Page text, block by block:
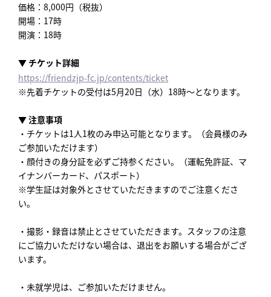
価格：8,000円（税抜）
開場：17時
開演：18時
▼ チケット詳細
https://friendzjp-fc.jp/contents/ticket
※先着チケットの受付は5月20日（水）18時～となります。
▼ 注意事項
・チケットは1人1枚のみ申込可能となります。（会員様のみ
ご参加いただけます）
・顔付きの身分証を必ずご持参ください。（運転免許証、マ
イナンバーカード、パスポート）
※学生証は対象外とさせていただきますのでご注意くださ
い。
・撮影・録音は禁止とさせていただきます。スタッフの注意
にご協力いただけない場合は、退出をお願いする場合がござ
います。
・未就学児は、ご参加いただけません。